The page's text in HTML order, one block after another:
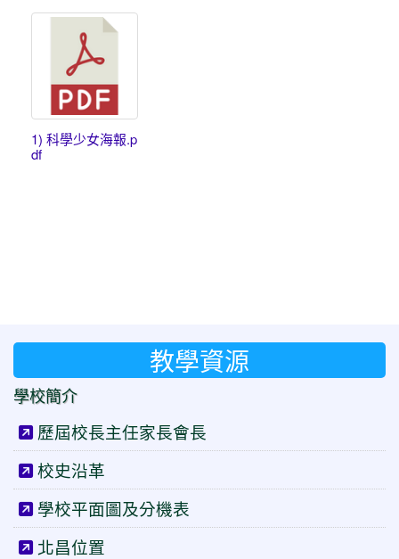
1) 科學少女海報.p
df
教學資源
學校簡介
歷屆校長主任家長會長
校史沿革
學校平面圖及分機表
北昌位置